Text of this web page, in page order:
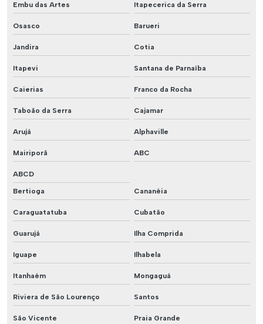
Embu das Artes Itapecerica da Serra
Osasco Barueri
Jandira Cotia
Itapevi Santana de Parnaíba
Caierias Franco da Rocha
Taboão da Serra Cajamar
Arujá Alphaville
Mairiporã ABC
ABCD
Bertioga Cananéia
Caraguatatuba Cubatão
Guarujá Ilha Comprida
Iguape Ilhabela
Itanhaém Mongaguá
Riviera de São Lourenço Santos
São Vicente Praia Grande